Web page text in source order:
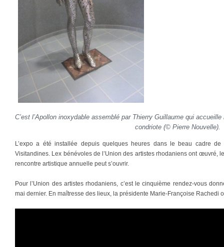
C’est l’Apollon inoxydable assemblé par Thierry Guillaume qui
condriote (© Pierre Nouvelle).
L’expo a été installée depuis quelques heures dans le beau cadre
Visitandines. Lex bénévoles de l’Union des artistes rhodaniens ont œuvré,
rencontre artistique annuelle peut s’ouvrir.
Pour l’Union des artistes rhodaniens, c’est le cinquième rendez-vous
mai dernier. En maîtresse des lieux, la présidente Marie-Françoise Rachedi